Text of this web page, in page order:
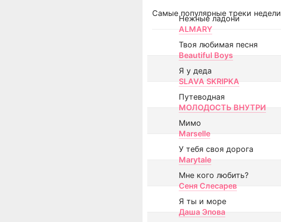
Самые популярные треки недели
Нежные ладони
ALMARY
Твоя любимая песня
Beautiful Boys
Я у деда
SLAVA SKRIPKA
Путеводная
МОЛОДОСТЬ ВНУТРИ
Мимо
Marselle
У тебя своя дорога
Marytale
Мне кого любить?
Сеня Слесарев
Я ты и море
Даша Эпова